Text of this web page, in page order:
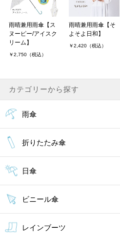
雨晴兼用雨傘【ス
ヌーピー/アイスク
リーム】
￥2,750（税込）
雨晴兼用雨傘【そ
よそよ日和】
￥2,420（税込）
カテゴリーから探す
雨傘
折りたたみ傘
日傘
ビニール傘
レインブーツ